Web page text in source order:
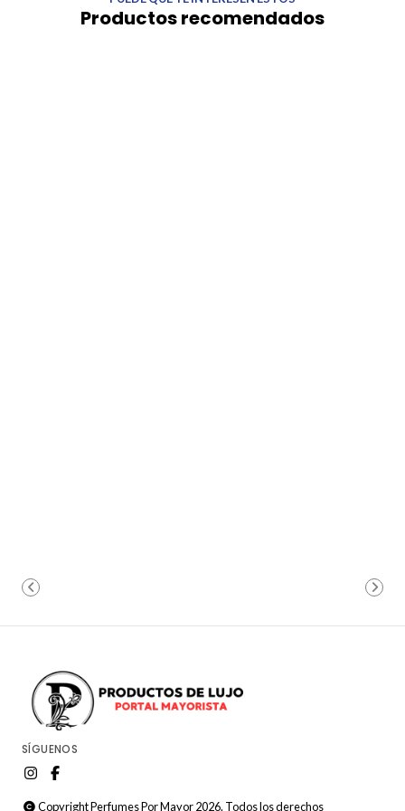
Productos recomendados
SÍGUENOS
Copyright Perfumes Por Mayor 2026. Todos los derechos